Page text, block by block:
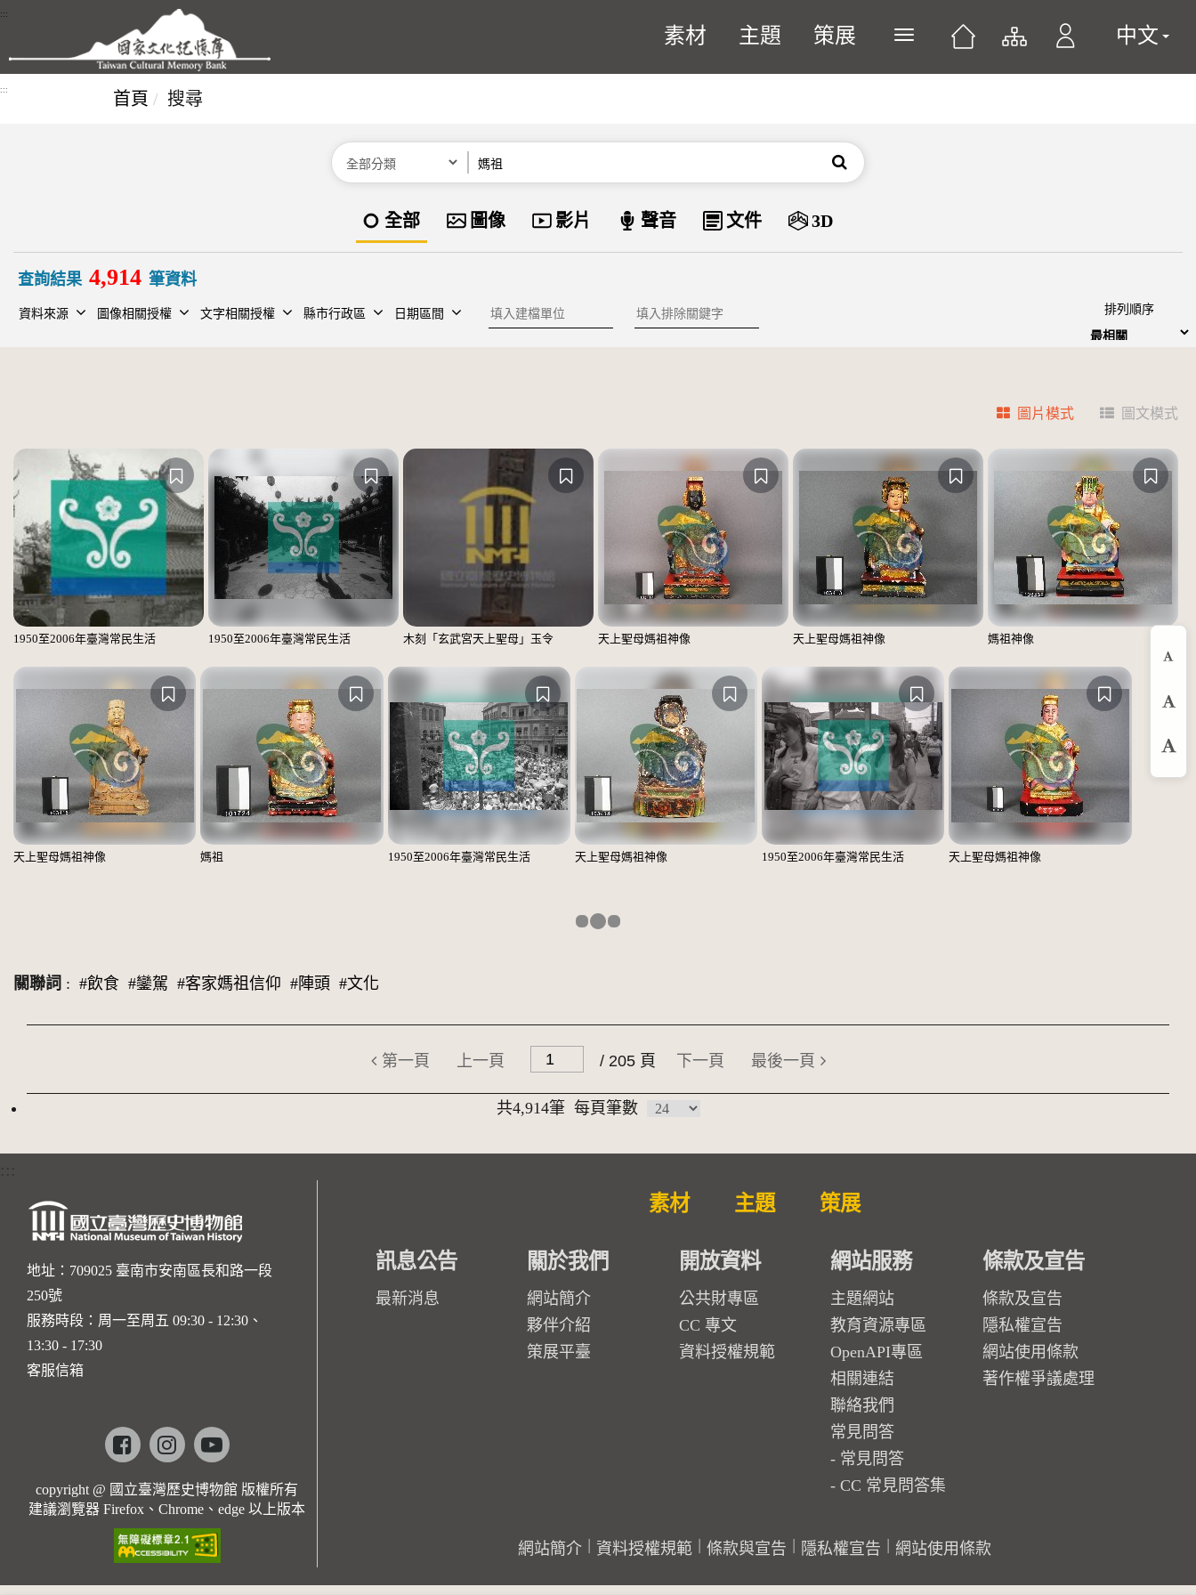
跳到主要內容區塊
:::
素材 主題 策展 展開或關閉主選單 中文
::: 首頁 搜尋
分類 搜尋
資料類型
全部 圖像 影片 聲音 文件 3D
查詢結果 4,914 筆資料
資料來源 圖像相關授權 文字相關授權 縣市行政區 日期區間 建檔單位 排除關鍵字 排列順序
圖片模式 圖文模式
1950至2006年臺灣常民生活 1950至2006年臺灣常民生活 木刻「玄武宮天上聖母」玉令 天上聖母媽祖神像 天上聖母媽祖神像 媽祖神像
天上聖母媽祖神像 媽祖 1950至2006年臺灣常民生活 天上聖母媽祖神像 1950至2006年臺灣常民生活 天上聖母媽祖神像
關聯詞 : #飲食 #鑾駕 #客家媽祖信仰 #陣頭 #文化
第一頁 上一頁 / 205 頁 下一頁 最後一頁
共4,914筆 每頁筆數
放
:::
地址：709025 臺南市安南區長和路一段
250號
服務時段：周一至周五 09:30 - 12:30、
13:30 - 17:30
客服信箱
Facebookinstagramyoutube
copyright @ 國立臺灣歷史博物館 版權所有
建議瀏覽器 Firefox、Chrome、edge 以上版本
素材 主題 策展
訊息公告
最新消息
關於我們
網站簡介
夥伴介紹
策展平臺
開放資料
公共財專區
CC 專文
資料授權規範
網站服務
主題網站
教育資源專區
OpenAPI專區
相關連結
聯絡我們
常見問答
常見問答
CC 常見問答集
條款及宣告
條款及宣告
隱私權宣告
網站使用條款
著作權爭議處理
網站簡介 資料授權規範 條款與宣告 隱私權宣告 網站使用條款